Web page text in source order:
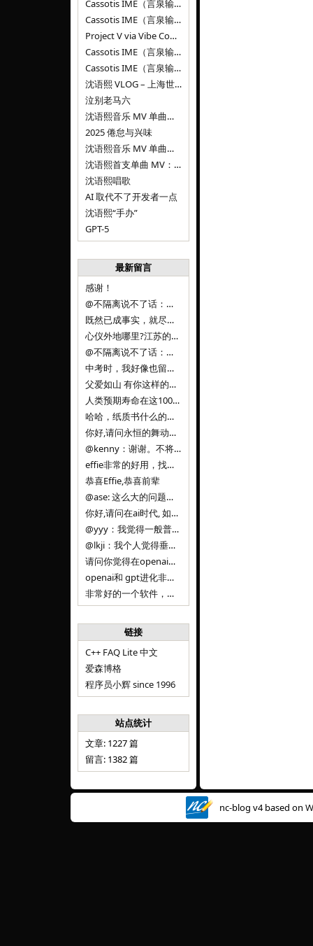
Cassotis IME（言泉输入法）v0.2.0
Cassotis IME（言泉输入法）v0.1.0
Project V via Vibe Coding
Cassotis IME（言泉输入法）阶段二
Cassotis IME（言泉输入法）
沈语熙 VLOG – 上海世博文化公园双子山
泣别老马六
沈语熙音乐 MV 单曲第三弹：代码与白T恤
2025 倦怠与兴味
沈语熙音乐 MV 单曲第二弹：优雅时间
沈语熙首支单曲 MV：告别的倒影
沈语熙唱歌
AI 取代不了开发者一点
沈语熙“手办”
GPT-5
最新留言
感谢！
@不隔离说不了话：浙江的
既然已成事实，就尽量接受了。 事情未能如愿已是不幸，没必要为此反复纠结来进行不必要的自我惩罚。 之前问过家里的小朋友是否想学编
心仪外地哪里?江苏的？顺其自然，全面发展才是。
@不隔离说不了话：确实，一晃三年。
中考时，我好像也留言过的，可乐好像和我们考得差不多。 一晃三年，我们江苏24年，物化生612分，女孩。 其实高考只是长跑的
父爱如山 有你这样的父亲做后盾，可乐未来的路一定会走得踏实又精彩
人类预期寿命在这100年，每2-3年增长一岁，到你们这一代大概率能到100岁，46岁还是正当年,可能不是八九点中的太阳了，但还是1
哈哈，纸质书什么的目前没有打算和计划，微信读书我不太熟悉，研究看看。目前，我只发在自己博客和起点上。关于小说内容方面，谢谢你的建议
你好,请问永恒的舞动什么时候可以出版纸质书,或者登陆微信读书.另外小说内容能不能更大气一些,不要只是局限于与一对男女的爱情和ai安
@kenny：谢谢。不将GIF显示为动图，主要是考虑到Effie本身的“极简、无干扰”的设计哲学，动图无疑是“干扰”之一。
effie非常的好用，找了很多年，终于找到这款，已经推荐给身边不少朋友使用和付费。有个小建议，文档里面是否可以增加gif的动图显示
恭喜Effie,恭喜前辈
@ase: 这么大的问题，我觉得我并没有答案。又或者说，每个人（公司）有自己的答案。
你好,请问在ai时代, 如何做软件. 是像以前那样,先构建软件的功能界面和服务,比如Office,嘀嘀打车,airbnb那样的界面
@yyy：我觉得一般普通人（非技术类以及非AI专业领域的人）会接触到的大语言模型肯定是大厂的超级模型。开源模型以后会更多被用在垂直
@lkji：我个人觉得垂直模型会自成一条发展线路的。AI 落地实际应用，一定还是垂直领域会更多。只是，垂直领域每个领域都不大，所以
请问你觉得在openai大语言模型一日千里的情况下，人们还需要去了解学习理解使用开源模型吗，还是说只需要使用openai的大语言模
openai和 gpt进化非常快， 还有垂直模型的机会吗
非常好的一个软件，恭喜。
链接
C++ FAQ Lite 中文
爱森博格
程序员小辉 since 1996
站点统计
文章: 1227 篇
留言: 1382 篇
nc-blog v4 based on